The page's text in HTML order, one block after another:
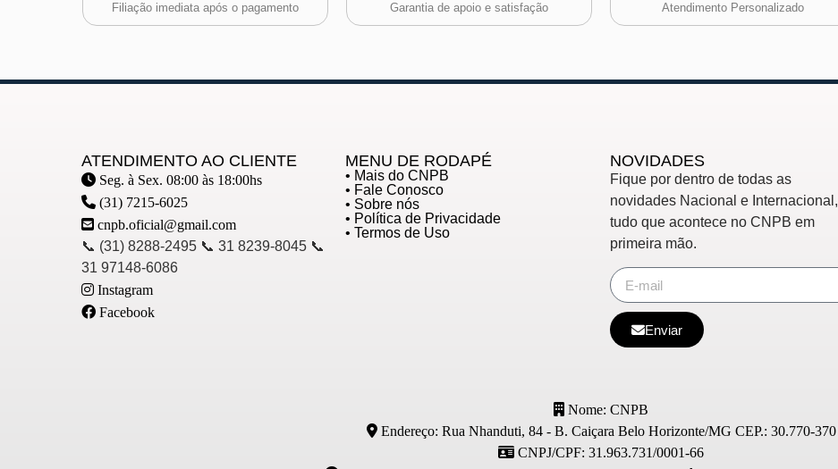
Filiação imediata após o pagamento Garantia de apoio e satisfação Atendimento Personalizado
ATENDIMENTO AO CLIENTE
Seg. à Sex. 08:00 às 18:00hs
(31) 7215-6025
cnpb.oficial@gmail.com
📞 (31) 8288-2495 📞 31 8239-8045 📞
31 97148-6086
Instagram
Facebook
MENU DE RODAPÉ
• Mais do CNPB
• Fale Conosco
• Sobre nós
• Política de Privacidade
• Termos de Uso
NOVIDADES
Fique por dentro de todas as
novidades Nacional e Internacional,
tudo que acontece no CNPB em
primeira mão.
Enviar
Nome: CNPB
Endereço: Rua Nhanduti, 84 - B. Caiçara Belo Horizonte/MG CEP.: 30.770-370
CNPJ/CPF: 31.963.731/0001-66